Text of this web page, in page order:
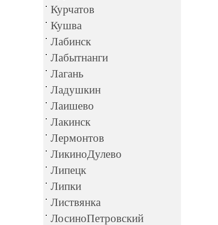
Курчатов
Кушва
Лабинск
Лабытнанги
Лагань
Ладушкин
Лаишево
Лакинск
Лермонтов
ЛикиноДулево
Липецк
Липки
Листвянка
ЛосиноПетровский